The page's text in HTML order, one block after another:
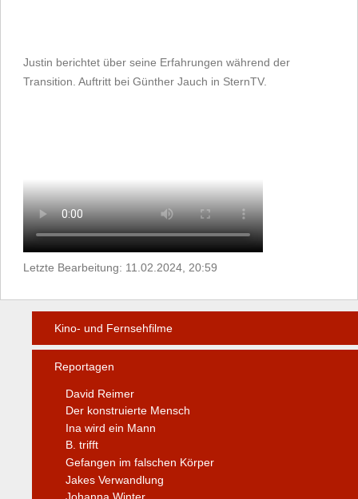
Justin berichtet über seine Erfahrungen während der
Transition. Auftritt bei Günther Jauch in SternTV.
Letzte Bearbeitung: 11.02.2024, 20:59
Kino- und Fernsehfilme
Reportagen
David Reimer
Der konstruierte Mensch
Ina wird ein Mann
B. trifft
Gefangen im falschen Körper
Jakes Verwandlung